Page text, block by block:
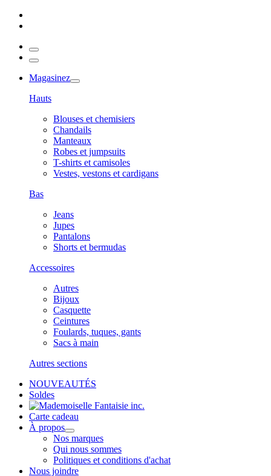
Magasinez
Hauts
Blouses et chemisiers
Chandails
Manteaux
Robes et jumpsuits
T-shirts et camisoles
Vestes, vestons et cardigans
Bas
Jeans
Jupes
Pantalons
Shorts et bermudas
Accessoires
Autres
Bijoux
Casquette
Ceintures
Foulards, tuques, gants
Sacs à main
Autres sections
NOUVEAUTÉS
Soldes
Carte cadeau
À propos
Nos marques
Qui nous sommes
Politiques et conditions d'achat
Nous joindre